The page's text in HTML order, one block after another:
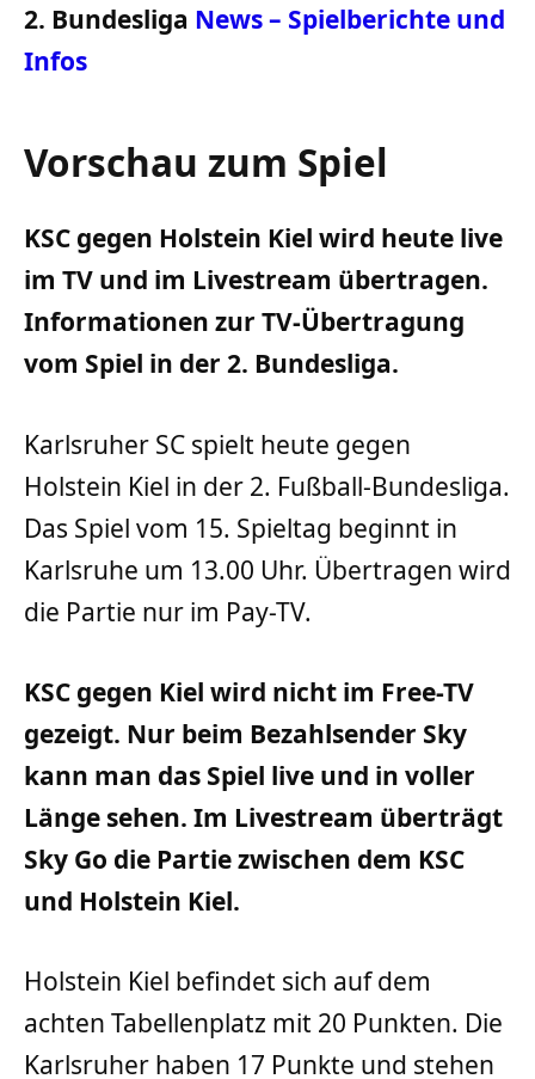
2. Bundesliga News – Spielberichte und
Infos
Vorschau zum Spiel
KSC gegen Holstein Kiel wird heute live
im TV und im Livestream übertragen.
Informationen zur TV-Übertragung
vom Spiel in der 2. Bundesliga.
Karlsruher SC spielt heute gegen
Holstein Kiel in der 2. Fußball-Bundesliga.
Das Spiel vom 15. Spieltag beginnt in
Karlsruhe um 13.00 Uhr. Übertragen wird
die Partie nur im Pay-TV.
KSC gegen Kiel wird nicht im Free-TV
gezeigt. Nur beim Bezahlsender Sky
kann man das Spiel live und in voller
Länge sehen. Im Livestream überträgt
Sky Go die Partie zwischen dem KSC
und Holstein Kiel.
Holstein Kiel befindet sich auf dem
achten Tabellenplatz mit 20 Punkten. Die
Karlsruher haben 17 Punkte und stehen